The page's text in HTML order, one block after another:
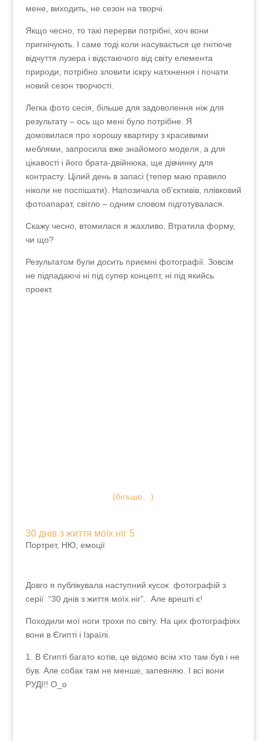
весільні фото сесії, а в мене, виходить, не сезон на
Якщо чесно, то такі перерви потрібні, хоч вони
пригнічують. І саме тоді коли насувається це
гнітюче відчуття лузера і відстаючого від світу
елемента природи, потрібно зловити іскру
Легка фото сесія, більше для задоволення ніж для
результату – ось що мені було потрібне. Я
домовилася про хорошу квартиру з красивими
меблями, запросила вже знайомого моделя, а для
цікавості і його брата-двійнюка, ще дівчинку для
контрасту. Цілий день в запасі (тепер маю правило
ніколи не поспішати). Напозичала об’єктивів,
підготувалася.
форму, чи що?
Результатом були досить приємні фотографії.
серії “30 днів з життя моїх ніг”. Але врешті є!
фотографіях вони в Єгипті і Ізраїлі.
1. В Єгипті багато котів, це відомо всім хто там був